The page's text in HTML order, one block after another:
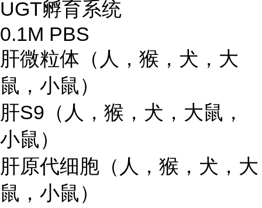
UGT孵育系统
0.1M PBS
肝微粒体（人，猴，犬，大
鼠，小鼠）
肝S9（人，猴，犬，大鼠，
小鼠）
肝原代细胞（人，猴，犬，大
鼠，小鼠）